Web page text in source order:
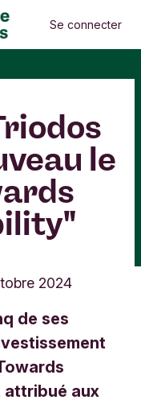
Se connecter
le
2024
de ses
attribué aux